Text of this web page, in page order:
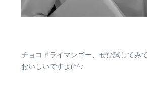
チョコドライマンゴー、ぜひ試してみ
おいしいですよ(^^♪